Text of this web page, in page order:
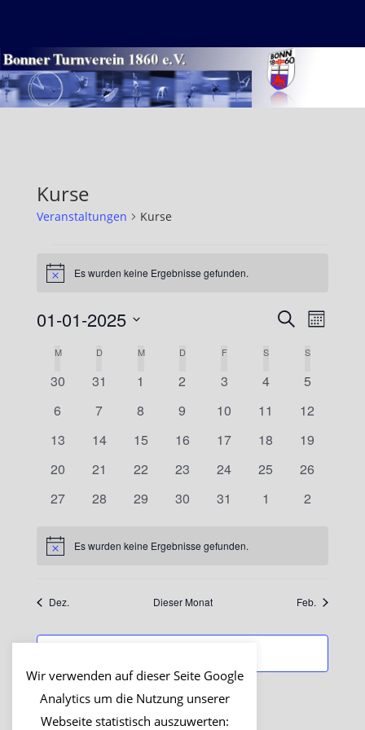
springen
Kurse
Veranstaltungen Kurse
Veranstaltungen
HinweisEs wurden keine Ergebnisse gefunden.
Suche
und
SucheMonat
01-01-2025
Kalender
von
Veranstaltungen
MMONTAGD DIENSTAG
M MITTWOCH
D DONNERSTAG
FFREITAGSSAMSTAG
SSONNTAG
0
30
0
31
0
1
0
2
0
3
0
4
0
5
0
6
0
7
0
8
0
9
0
10
0
11
0
12
0
13
0
14
0
15
0
16
0
17
0
18
0
19
0
20
0
21
0
22
0
23
0
24
0
25
0
26
0
27
0
28
0
29
0
30
0
31
0
1
0
2
HinweisEs wurden keine Ergebnisse gefunden.
Dez. Dieser Monat Feb.
Wir verwenden auf dieser Seite Google
Analytics um die Nutzung unserer
Webseite statistisch auszuwerten: